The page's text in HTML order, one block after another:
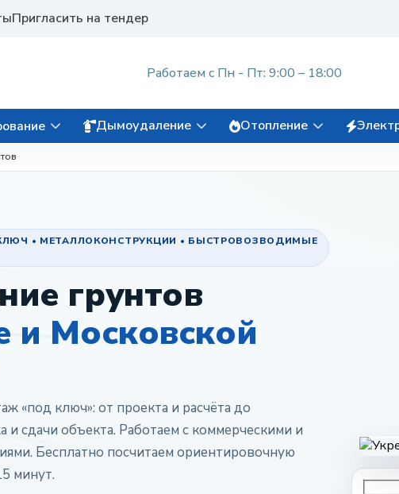
Пригласить на тендер
Работаем с Пн - Пт: 9:00 – 18:00
Дымоудаление Отопление
• МЕТАЛЛОКОНСТРУКЦИИ • БЫСТРОВОЗВОДИМЫЕ
грунтов
и Московской
«под ключ»: от проекта и расчёта до
и сдачи объекта. Работаем с коммерческими и
Бесплатно посчитаем ориентировочную
минут.